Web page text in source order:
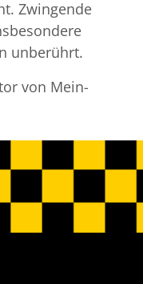
Zwingende
unberührt.
von Mein-